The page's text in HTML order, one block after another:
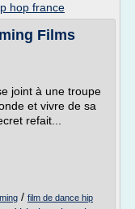
hop france
Films
joint à une troupe
et vivre de sa
refait...
/ film de dance hip